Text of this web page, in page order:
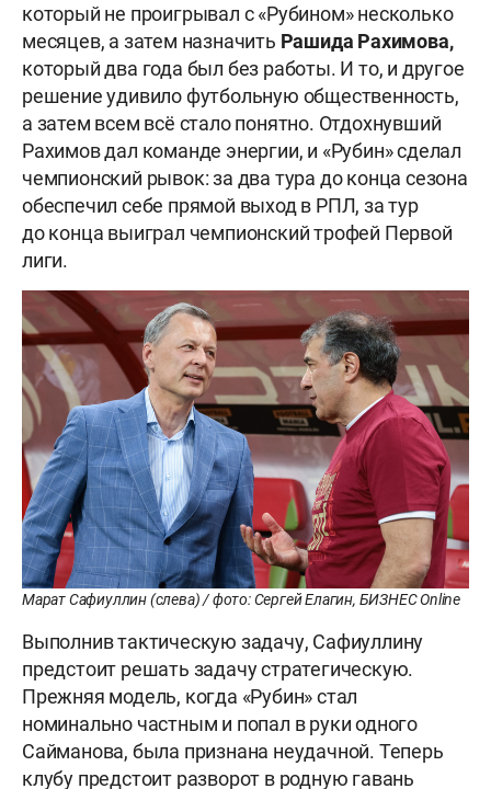
который не проигрывал с «Рубином» несколько
месяцев, а затем назначить Рашида Рахимова,
который два года был без работы. И то, и другое
решение удивило футбольную общественность,
а затем всем всё стало понятно. Отдохнувший
Рахимов дал команде энергии, и «Рубин» сделал
чемпионский рывок: за два тура до конца сезона
обеспечил себе прямой выход в РПЛ, за тур
до конца выиграл чемпионский трофей Первой
лиги.
Марат Сафиуллин (слева) / фото: Сергей Елагин, БИЗНЕС Online
Выполнив тактическую задачу, Сафиуллину
предстоит решать задачу стратегическую.
Прежняя модель, когда «Рубин» стал
номинально частным и попал в руки одного
Сайманова, была признана неудачной. Теперь
клубу предстоит разворот в родную гавань